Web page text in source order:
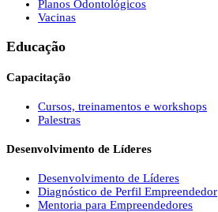
Planos Odontológicos
Vacinas
Educação
Capacitação
Cursos, treinamentos e workshops
Palestras
Desenvolvimento de Líderes
Desenvolvimento de Líderes
Diagnóstico de Perfil Empreendedor
Mentoria para Empreendedores